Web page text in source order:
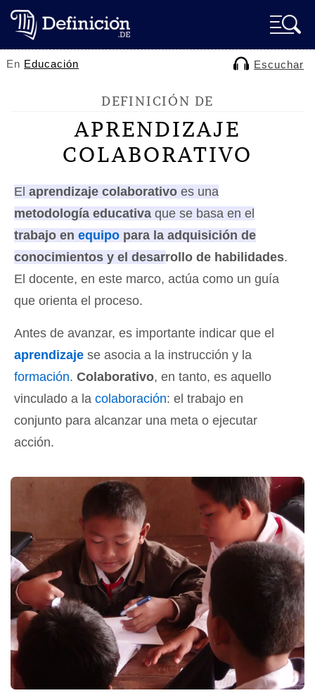
En Educación Escuchar
DEFINICIÓN DE
APRENDIZAJE
COLABORATIVO
El aprendizaje colaborativo es una
metodología educativa que se basa en el
trabajo en equipo para la adquisición de
conocimientos y el desarrollo de habilidades.
El docente, en este marco, actúa como un guía
que orienta el proceso.
Antes de avanzar, es importante indicar que el
aprendizaje se asocia a la instrucción y la
formación. Colaborativo, en tanto, es aquello
vinculado a la colaboración: el trabajo en
conjunto para alcanzar una meta o ejecutar
acción.